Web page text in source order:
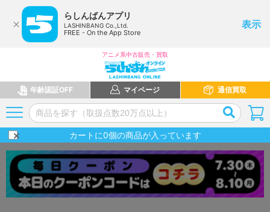
らしんばんアプリ
LASHINBANG Co.,Ltd.
FREE - On the App Store
表示
アニメ系中古販売・買取
年齢認証OFF マイページ 通信買取
カートに0個の商品が入っています